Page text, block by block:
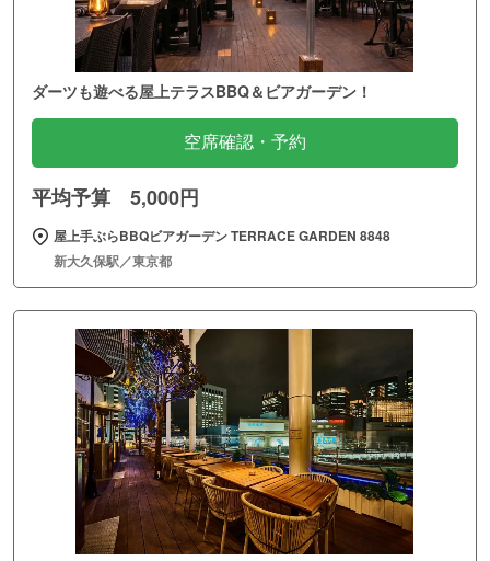
ダーツも遊べる屋上テラスBBQ＆ビアガーデン！
空席確認・予約
平均予算 5,000円
屋上手ぶらBBQビアガーデン TERRACE GARDEN 8848
新大久保駅／東京都